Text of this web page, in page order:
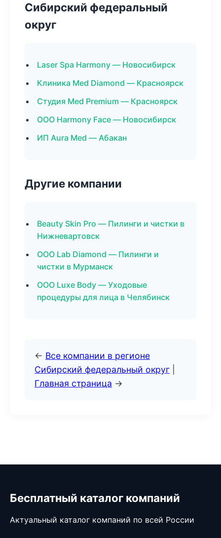
Сибирский федеральный
округ
Laser Spa Harmony — Новосибирск
Клиника Med Diamond — Красноярск
Студия Med Premium — Красноярск
ООО Harmony Face — Новосибирск
ИП Aura Med — Абакан
Другие компании
Beauty Skin Pro — Пилинги и чистки в
Нижневартовск
ООО Lab Diamond — Пилинги и
чистки в Мурманск
ООО Luxe Body — Уходовые
процедуры для лица в Челябинск
← Все компании в регионе
Сибирский федеральный округ
Главная страница →
Бесплатный каталог компаний
Актуальный каталог компаний по всей России